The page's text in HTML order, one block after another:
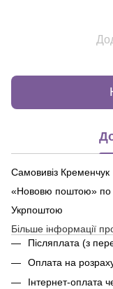
Самовивіз Кременчук
«Нововю поштою» по
Укрпоштою
Більше інформації
Післяплата (з
Оплата на
Інтернет-оплата